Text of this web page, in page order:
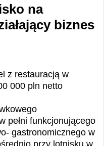
na
biznes
z restauracją w
000 pln netto
pełni funkcjonującego
gastronomicznego w
przy lotnisku w